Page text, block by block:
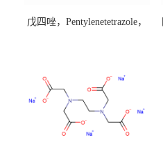
戊四唑，Pentylenetetrazole，